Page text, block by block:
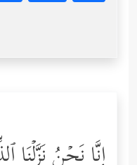
إِنَّا نَحۡنُ نَزَّلۡنَا